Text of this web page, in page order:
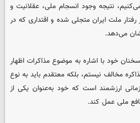
نتیجه وجود انسجام ملی، عقلانیت و
رفتار ملت ایران متجلی شده و اقتداری که در
می‌دهد.
خود با اشاره به موضوع مذاکرات اظهار
مخالف نیستم، بلکه معتقدم باید به نوع
ارزشمند است که خود به‌عنوان یکی از
ملی عمل کند.